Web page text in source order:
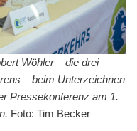
Wöhler – die drei
– beim Unterzeichnen
Pressekonferenz am 1.
Foto: Tim Becker